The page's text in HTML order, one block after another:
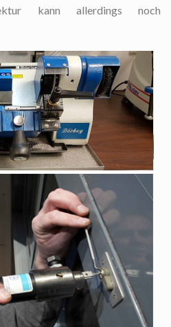
kann allerdings noch